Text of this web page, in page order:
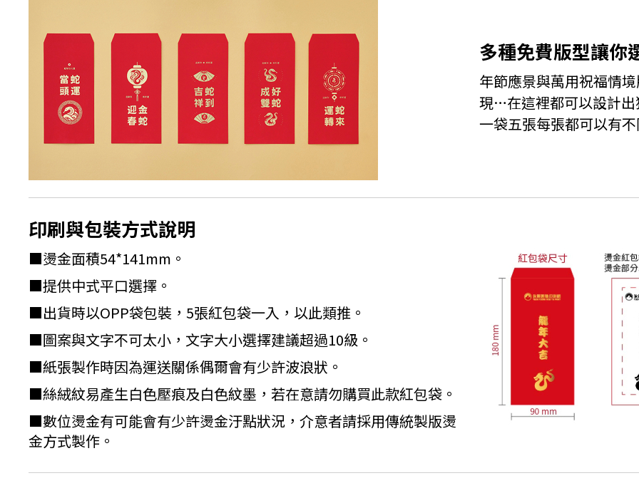
多種免費版型讓你
年節應景與萬用祝福情
現…在這裡都可以設計
一袋五張每張都可以有
印刷與包裝方式說明
■燙金面積54*141mm。
■提供中式平口選擇。
■出貨時以OPP袋包裝，5張紅包袋一入，以此類推。
■圖案與文字不可太小，文字大小選擇建議超過10級。
■紙張製作時因為運送關係偶爾會有少許波浪狀。
■絲絨紋易產生白色壓痕及白色紋墨，若在意請勿購買此款紅包袋。
■數位燙金有可能會有少許燙金汙點狀況，介意者請採用傳統製版燙
金方式製作。